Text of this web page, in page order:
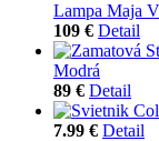
Lampa Maja
109 € Detail
Modrá
89 € Detail
7.99 € Detail